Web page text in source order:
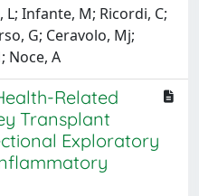
L; Infante, M; Ricordi, C;
G; Ceravolo, Mj;
Noce, A
Related
Transplant
Exploratory